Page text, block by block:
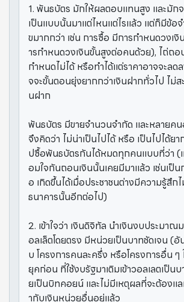
1. พันธบัตร มักให้ผลตอบแทนสูง และมัก
เป็นแบบนั้นมาแต่ไหนแต่ไรแล้ว แต่ก็มีข้อ
ขมากกว่า เช่น การซื้อ มีการกำหนดวงเ
ารกำหนดวงเงินขั้นสูงต่อคนด้วย), ไถ่ถ
กำหนดไม่ได้ หรือทำได้แต่ราคาอาจจะลด
จจะขั้นตอนยุ่งยากกว่าเงินฝากทั่วไป ไม่ส
นฝาก
พันธบัตร มีขายจำนวนจำกัด และหลายคน
จึงคิดว่า ไม่น่าเป็นไปได้ หรือ เป็นไปได้ยา
ปซื้อพันธบัตรกันได้หมดทุกคนแบบที่ว่า (
อมใจกันถอนเงินนั้นเคยมีมาแล้ว เช่นเป็
อ เกิดขึ้นได้เมื่อประชาชนต่างมีความรู้สึก
ธนาคารนั้นอีกต่อไป)
2. เข้าใจว่า เงินดิจิทัล นำเงินงบประมาณ
อลเล็ตโดยตรง มีหน่วยเป็นบาทชัดเจน (
บ โครงการคนละครึ่ง หรือโครงการอื่น ๆ
ยุคก่อน ที่ใช้งบรัฐมาเติมเข้าวอลเลตเป็น
ยเป็นบิทคอยน์ และไม่มีเหตุผลที่จะต้องแ
ากับเงินหน่วยอื่นอยู่แล้ว